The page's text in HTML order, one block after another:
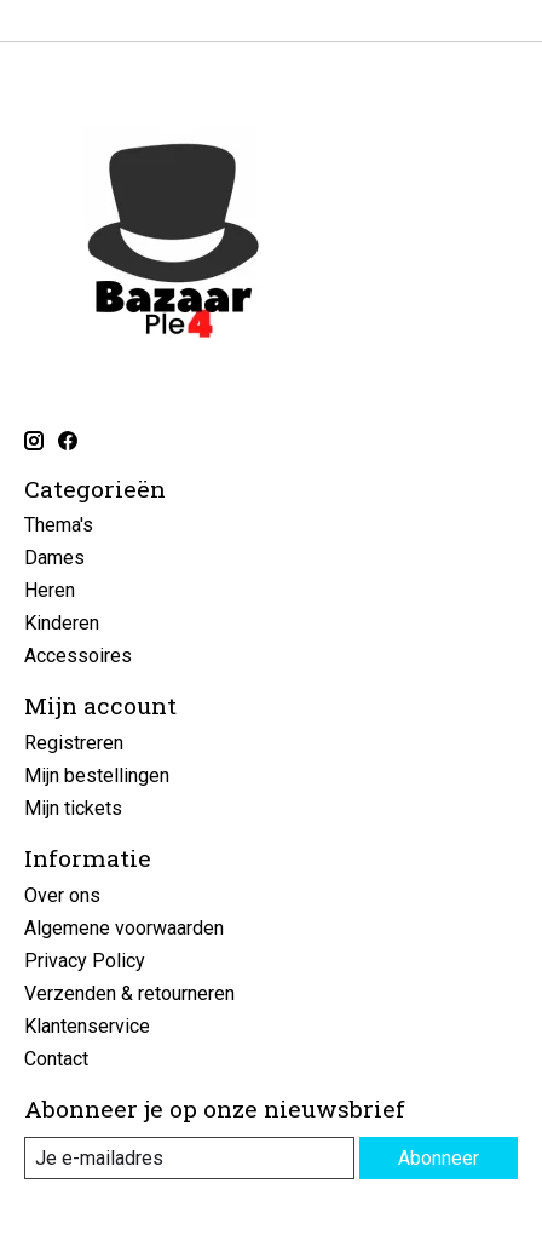
Categorieën
Thema's
Dames
Heren
Kinderen
Accessoires
Mijn account
Registreren
Mijn bestellingen
Mijn tickets
Informatie
Over ons
Algemene voorwaarden
Privacy Policy
Verzenden & retourneren
Klantenservice
Contact
Abonneer je op onze nieuwsbrief
Abonneer